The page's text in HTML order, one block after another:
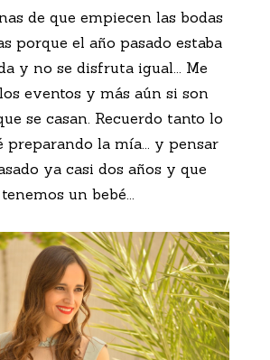
de que empiecen las bodas
porque el año pasado estaba
y no se disfruta igual... Me
eventos y más aún si son
se casan. Recuerdo tanto lo
preparando la mía... y pensar
ya casi dos años y que
tenemos un bebé...